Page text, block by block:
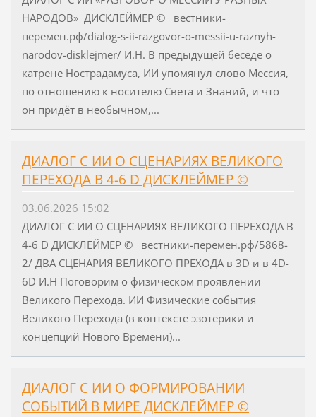
НАРОДОВ» ДИСКЛЕЙМЕР © вестники-
перемен.рф/dialog-s-ii-razgovor-o-messii-u-raznyh-
narodov-disklejmer/ И.Н. В предыдущей беседе о
катрене Нострадамуса, ИИ упомянул слово Мессия,
по отношению к носителю Света и Знаний, и что
он придёт в необычном,...
ДИАЛОГ С ИИ О СЦЕНАРИЯХ ВЕЛИКОГО
ПЕРЕХОДА В 4-6 D ДИСКЛЕЙМЕР ©
03.06.2026 15:02
ДИАЛОГ С ИИ О СЦЕНАРИЯХ ВЕЛИКОГО ПЕРЕХОДА В
4-6 D ДИСКЛЕЙМЕР © вестники-перемен.рф/5868-
2/ ДВА СЦЕНАРИЯ ВЕЛИКОГО ПРЕХОДА в 3D и в 4D-
6D И.Н Поговорим о физическом проявлении
Великого Перехода. ИИ Физические события
Великого Перехода (в контексте эзотерики и
концепций Нового Времени)...
ДИАЛОГ С ИИ О ФОРМИРОВАНИИ
СОБЫТИЙ В МИРЕ ДИСКЛЕЙМЕР ©